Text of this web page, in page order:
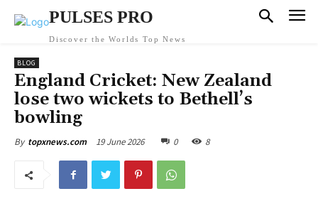
PULSES PRO
Discover the Worlds Top News
BLOG
England Cricket: New Zealand
lose two wickets to Bethell’s
bowling
By topxnews.com 19 June 2026 0 8